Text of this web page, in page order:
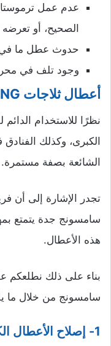
عدم عمل
الصحيح، أو تعرضه
حدوث عطل ما في
وجود تلف في
أعطال ثلاجات
نظرًا للاستخدام الدائم
الكبرى، وكذلك
الشائعة بصفة مستمرة.
تجدر الإشارة إلى أن
سامسونج جدة يتمتع
هذه الأعطال.
بناء على ذلك نطلعكم
سامسونج من خلال ما
1- إصلاح الأعطال الكهربائية بثلاجة سامسونج بجدة